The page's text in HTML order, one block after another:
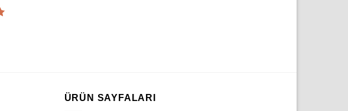
ÜRÜN SAYFALARI